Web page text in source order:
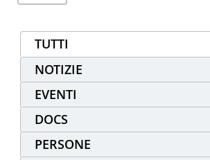
TUTTI
NOTIZIE
EVENTI
DOCS
PERSONE